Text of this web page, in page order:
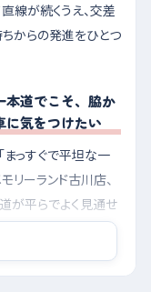
線が続くうえ、交差
からの発進をひとつ
本道でこそ、脇か
に気をつけたい
まっすぐで平坦な一
リーランド古川店、
が平らでよく見通せ
の敷地や細い脇道
りになりやすい。も
ースポーツゼビオや